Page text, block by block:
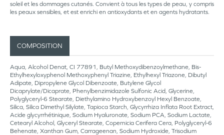
soleil et les dommages cutanés. Convient à tous les types de peau, y compris
les peaux sensibles, et est enrichi en antioxydants et en agents hydratants.
COMPOSITION
Aqua, Alcohol Denat, CI 77891, Butyl Methoxydibenzoylmethane, Bis-
Ethylhexyloxyphenol Methoxyphenyl Triazine, Ethylhexyl Triazone, Dibutyl
Adipate, Dipropylene Glycol Dibenzoate, Butylene Glycol
Dicaprylate/Dicaprate, Phenylbenzimidazole Sulfonic Acid, Glycerine,
Polyglyceryl-6 Stearate, Diethylamino Hydroxybenzoyl Hexyl Benzoate,
Silica, Silica Dimethyl Silylate, Tapioca Starch, Glycyrrhiza Inflata Root Extract,
Acide glycyrrhétinique, Sodium Hyaluronate, Sodium PCA, Sodium Lactate,
Cetearyl Alcohol, Glyceryl Stearate, Copernicia Cerifera Cera, Polyglyceryl-6
Behenate, Xanthan Gum, Carrageenan, Sodium Hydroxide, Trisodium